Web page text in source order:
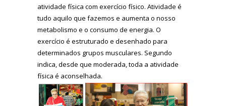
atividade física com exercício físico. Atividade é
tudo aquilo que fazemos e aumenta o nosso
metabolismo e o consumo de energia. O
exercício é estruturado e desenhado para
determinados grupos musculares. Segundo
indica, desde que moderada, toda a atividade
física é aconselhada.